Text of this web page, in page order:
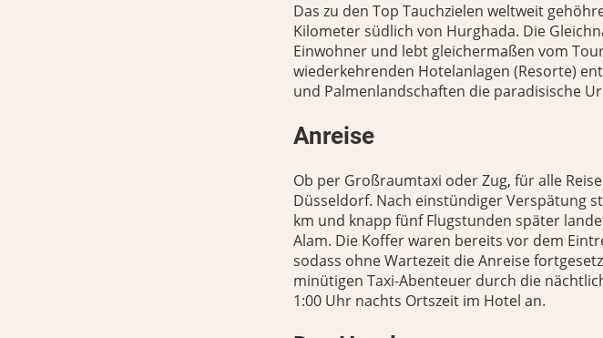
Das zu den Top Tauchzielen weltweit
Kilometer südlich von Hurghada. Die
Einwohner und lebt gleichermaßen vom
wiederkehrenden Hotelanlagen (Resorte)
und Palmenlandschaften die paradisische
Anreise
Ob per Großraumtaxi oder Zug, für alle
Düsseldorf. Nach einstündiger Verspätung
km und knapp fünf Flugstunden später
Alam. Die Koffer waren bereits vor dem
sodass ohne Wartezeit die Anreise
minütigen Taxi-Abenteuer durch die
1:00 Uhr nachts Ortszeit im Hotel an.